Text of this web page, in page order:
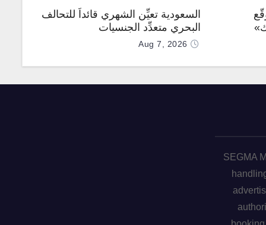
السعودية تعيِّن الشهري قائداً للتحالف
البحري متعدِّد الجنسيات
Aug 7, 2026
SEGMA